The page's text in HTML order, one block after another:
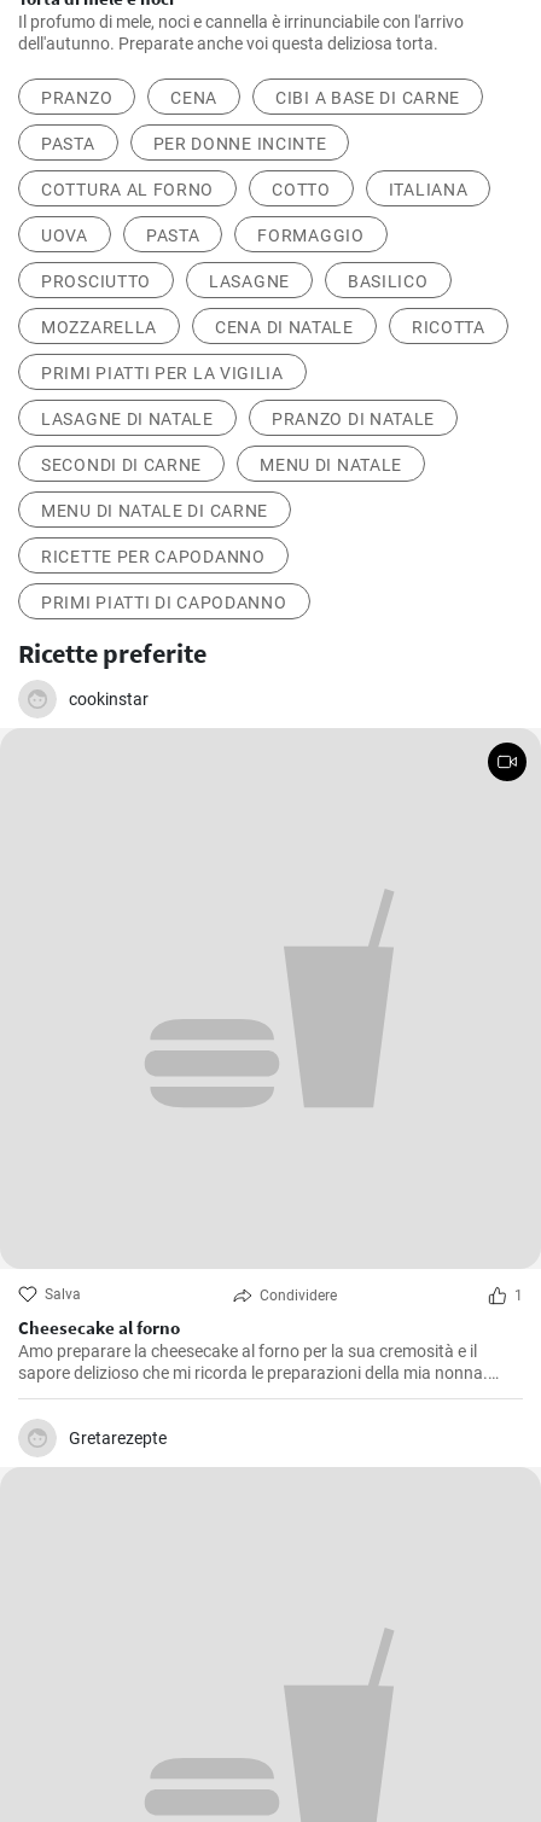
Il profumo di mele, noci e cannella è irrinunciabile con l'arrivo
dell'autunno. Preparate anche voi questa deliziosa torta.
PRANZO CENA CIBI A BASE DI CARNE
PASTA PER DONNE INCINTE
COTTURA AL FORNO COTTO ITALIANA
UOVA PASTA FORMAGGIO
PROSCIUTTO LASAGNE BASILICO
MOZZARELLA CENA DI NATALE RICOTTA
PRIMI PIATTI PER LA VIGILIA
LASAGNE DI NATALE PRANZO DI NATALE
SECONDI DI CARNE MENU DI NATALE
MENU DI NATALE DI CARNE
RICETTE PER CAPODANNO
PRIMI PIATTI DI CAPODANNO
Ricette preferite
cookinstar
Salva Condividere 1
Cheesecake al forno
Amo preparare la cheesecake al forno per la sua cremosità e il
sapore delizioso che mi ricorda le preparazioni della mia nonna.
Questa ricetta me l'ha insegnata lei ed è un dolce che non manca
mai durante le nostre feste di famiglia. L'equilibrio tra la base di
biscotti e il ripieno di formaggio è semplicemente perfetto!
Gretarezepte